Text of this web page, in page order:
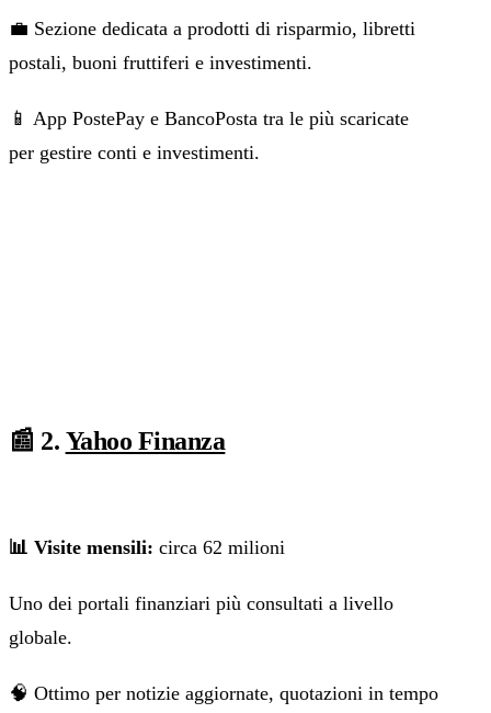
💼 Sezione dedicata a prodotti di risparmio, libretti
postali, buoni fruttiferi e investimenti.
📱 App PostePay e BancoPosta tra le più scaricate
per gestire conti e investimenti.
📰 2. Yahoo Finanza
📊 Visite mensili: circa 62 milioni
Uno dei portali finanziari più consultati a livello
globale.
🧠 Ottimo per notizie aggiornate, quotazioni in tempo